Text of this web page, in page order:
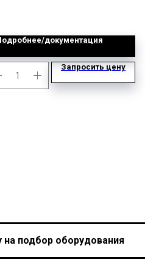
документация
Запросить цену
на подбор оборудования